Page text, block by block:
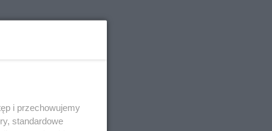
i przechowujemy
standardowe